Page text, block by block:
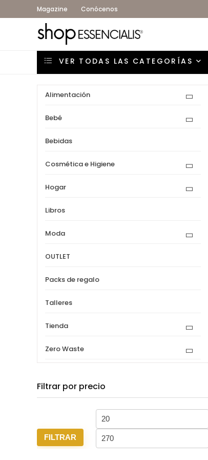
Magazine Conócenos
VER TODAS LAS CATEGORÍAS
Alimentación
Bebé
Bebidas
Cosmética e Higiene
Hogar
Libros
Moda
OUTLET
Packs de regalo
Talleres
Tienda
Zero Waste
Filtrar por precio
Precio
mínimo
FILTRAR